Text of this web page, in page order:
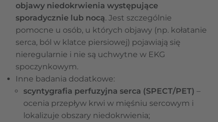
objawy niedokrwienia występujące
sporadycznie lub nocą. Jest szczególnie
pomocne u osób, u których objawy (np. kołatanie
serca, ból w klatce piersiowej) pojawiają się
nieregularnie i nie są uchwytne w EKG
spoczynkowym.
Inne badania dodatkowe:
scyntygrafia perfuzyjna serca (SPECT/PET) –
ocenia przepływ krwi w mięśniu sercowym i
lokalizuje obszary niedokrwienia;